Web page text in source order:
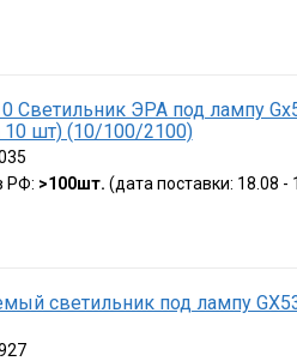
Светильник ЭРА под лампу
10 шт) (10/100/2100)
РФ: >100шт. (дата поставки: 18.08 -
светильник под лампу